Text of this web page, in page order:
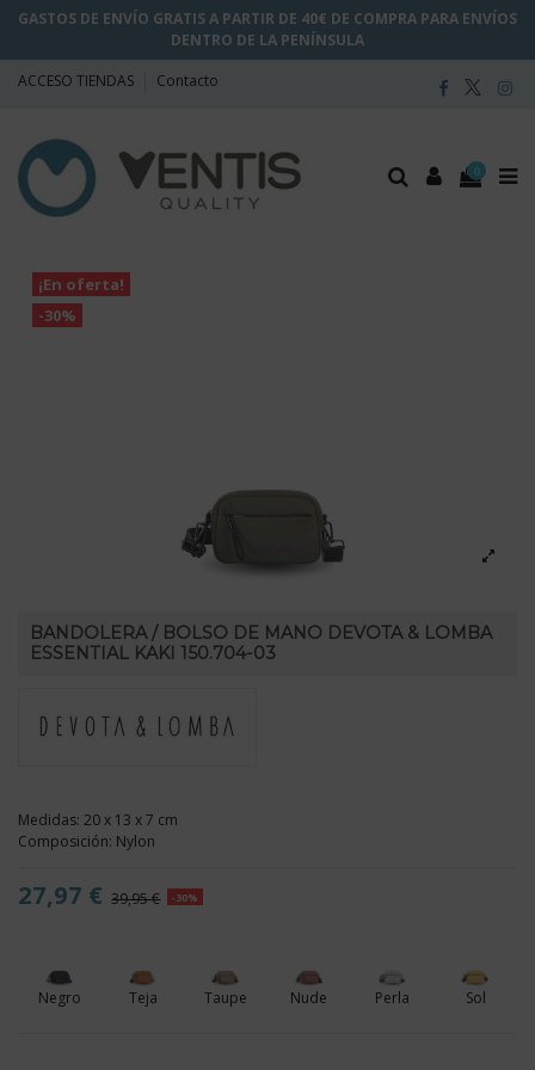
GASTOS DE ENVÍO GRATIS A PARTIR DE 40€ DE COMPRA PARA ENVÍOS
DENTRO DE LA PENÍNSULA
ACCESO TIENDAS Contacto
0
¡En oferta!
-30%
BANDOLERA / BOLSO DE MANO DEVOTA & LOMBA
ESSENTIAL KAKI 150.704-03
Medidas: 20 x 13 x 7 cm
Composición: Nylon
27,97 € 39,95 € -30%
Negro Teja Taupe Nude Perla Sol